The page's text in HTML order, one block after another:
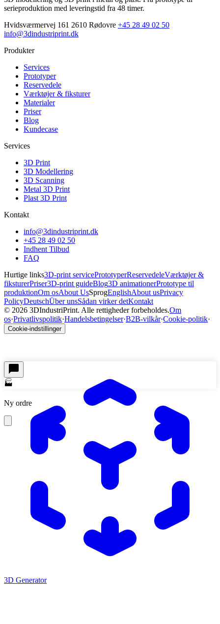
serieproduktion med leveringstid fra 48 timer.
Hvidsværmervej 161 2610 Rødovre +45 28 49 02 50
info@3dindustriprint.dk
Produkter
Services
Prototyper
Reservedele
Værktøjer & fiksturer
Materialer
Priser
Blog
Kundecase
Services
3D Print
3D Modellering
3D Scanning
Metal 3D Print
Plast 3D Print
Kontakt
info@3dindustriprint.dk
+45 28 49 02 50
Indhent Tilbud
FAQ
Hurtige links3D-print servicePrototyperReservedeleVærktøjer &
fiksturerPriser3D-print guideBlog3D animationerPrototype til
produktionOm osAbout UsSprogEnglishAbout usPrivacy
PolicyDeutschÜber unsSådan virker detKontakt
© 2026 3DIndustriPrint. Alle rettigheder forbeholdes.Om
os·Privatlivspolitik·Handelsbetingelser·B2B-vilkår·Cookie-politik·
Cookie-indstillinger
3D Generator
🏭
Ny ordre